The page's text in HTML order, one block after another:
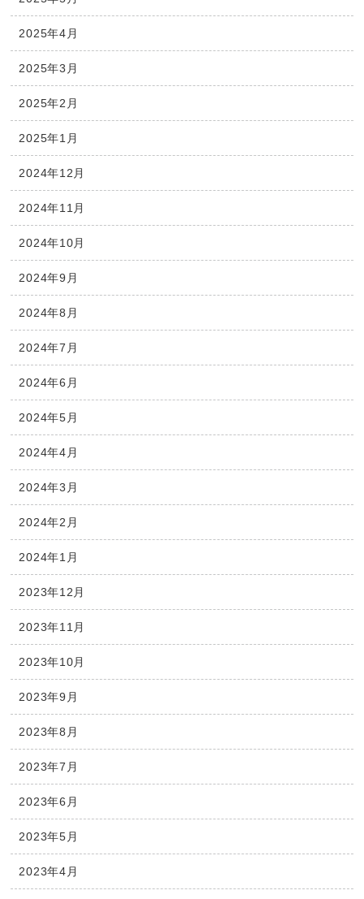
2025年4月
2025年3月
2025年2月
2025年1月
2024年12月
2024年11月
2024年10月
2024年9月
2024年8月
2024年7月
2024年6月
2024年5月
2024年4月
2024年3月
2024年2月
2024年1月
2023年12月
2023年11月
2023年10月
2023年9月
2023年8月
2023年7月
2023年6月
2023年5月
2023年4月